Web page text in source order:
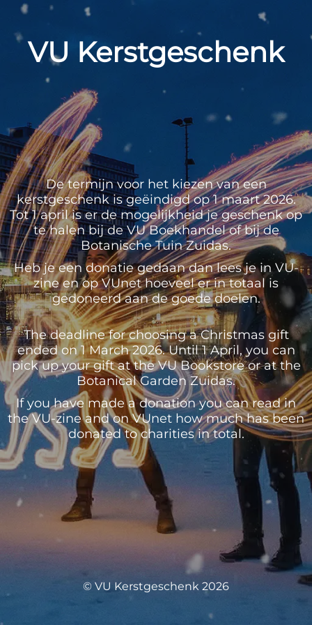
VU Kerstgeschenk
De termijn voor het kiezen van een
kerstgeschenk is geëindigd op 1 maart 2026.
Tot 1 april is er de mogelijkheid je geschenk op
te halen bij de VU Boekhandel of bij de
Botanische Tuin Zuidas.
Heb je een donatie gedaan dan lees je in VU-
zine en op VUnet hoeveel er in totaal is
gedoneerd aan de goede doelen.
The deadline for choosing a Christmas gift
ended on 1 March 2026. Until 1 April, you can
pick up your gift at the VU Bookstore or at the
Botanical Garden Zuidas.
If you have made a donation you can read in
the VU-zine and on VUnet how much has been
donated to charities in total.
© VU Kerstgeschenk 2026